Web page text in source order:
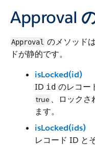
Approval
Approval のメソッド
ドが静的です。
isLocked(id)
ID id のレコー
true 、ロックさ
ます。
isLocked(ids)
レコード ID と